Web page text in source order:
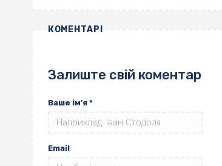
КОМЕНТАРІ
Залиште свій коментар
Ваше ім'я *
Email